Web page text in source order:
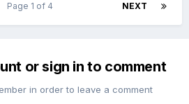
NEXT
Page 1 of 4
or sign in to comment
in order to leave a comment